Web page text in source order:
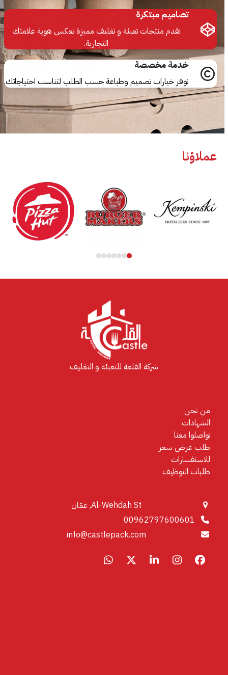
تصاميم مبتكرة
نقدم منتجات تعبئة و تغليف مميزة تعكس هوية علامتك
التجارية.
خدمة مخصصة
نوفر خيارات تصميم وطباعة حسب الطلب لتناسب احتياجاتك.
عملاؤنا
the
left
and
access
شركة القلعة للتعبئة و التغليف
من نحن
الشهادات
تواصلوا معنا
طلب عرض سعر
للاستفسارات
طلبات التوظيف
Al-Wehdah St, عمّان
00962797600601
info@castlepack.com
Facebook
Instagram
LinkedIn
X
Whatsapp